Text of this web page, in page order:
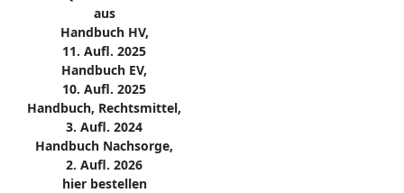
aus
Handbuch HV,
11. Aufl. 2025
Handbuch EV,
10. Aufl. 2025
Handbuch, Rechtsmittel,
3. Aufl. 2024
Handbuch Nachsorge,
2. Aufl. 2026
hier bestellen